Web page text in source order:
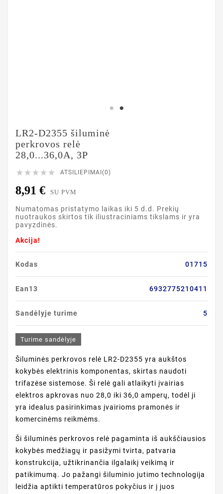
LR2-D2355 šiluminė
perkrovos relė
28,0...36,0A, 3P
     ATSILIEPIMAI(0)
8,91 € SU PVM
Numatomas pristatymo laikas iki 5 d.d. Prekių
nuotraukos skirtos tik iliustraciniams tikslams ir yra
pavyzdinės.
Akcija!
Kodas 01715
Ean13 6932775210411
Sandėlyje turime 5
Turime sandėlyje
Šiluminės perkrovos relė LR2-D2355 yra aukštos
kokybės elektrinis komponentas, skirtas naudoti
trifazėse sistemose. Ši relė gali atlaikyti įvairias
elektros apkrovas nuo 28,0 iki 36,0 amperų, todėl ji
yra idealus pasirinkimas įvairioms pramonės ir
komercinėms reikmėms.
Ši šiluminės perkrovos relė pagaminta iš aukščiausios
kokybės medžiagų ir pasižymi tvirta, patvaria
konstrukcija, užtikrinančia ilgalaikį veikimą ir
patikimumą. Jo pažangi šiluminio jutimo technologija
leidžia aptikti temperatūros pokyčius ir į juos